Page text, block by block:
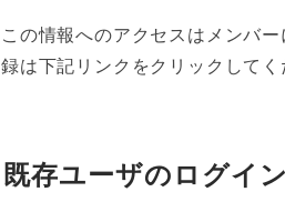
この情報へのアクセスはメンバ
録は下記リンクをクリックしてく
既存ユーザのログイン